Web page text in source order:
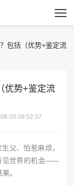
包括（优势+鉴定流
优势+鉴定流
20 09:52:37
父、怕惹麻烦，
见世界的机会——
。